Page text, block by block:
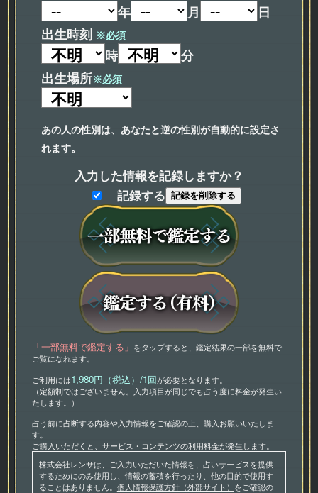
年 月
日
出生時刻
※必須
時
分
出生場所※必須
あの人の性別は、あなたと逆の性別が自動的に設定さ
れます。
入力した情報を記録しますか？
記録する
記録を削除する
「一部無料で鑑定する」 をタップすると、鑑定結果の一部を無料で
ご覧になれます。
ご利用には1,980円（税込）/1回が必要となります。
（定額制ではございません。入力項目が同じでも占う度に料金が発生い
たします。）
占う前に占断する内容や入力情報をご確認の上、購入お願いいたしま
す。
ご購入いただくと、サービス・コンテンツの利用料金が発生します。
株式会社レンサは、ご入力いただいた情報を、占いサービスを提供
するためにのみ使用し、情報の蓄積を行ったり、他の目的で使用す
ることはありません。 個人情報保護方針（外部サイト） をご確認の